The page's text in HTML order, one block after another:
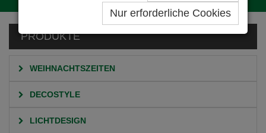
Nur erforderliche Cookies
PRODUKTE
WEIHNACHTSZEITEN
DECOSTYLE
LICHTDESIGN